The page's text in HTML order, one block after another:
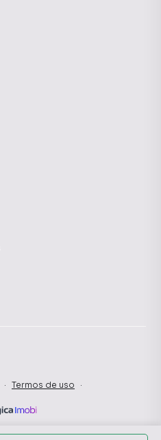
· Termos de uso ·